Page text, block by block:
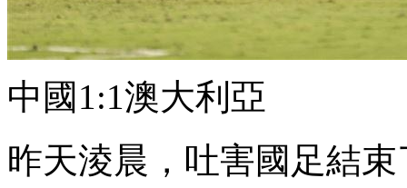
中國1:1澳大利亞
昨天淩晨，吐害國足結